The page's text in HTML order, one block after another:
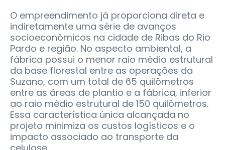
O empreendimento já proporciona direta e
indiretamente uma série de avanços
socioeconômicos na cidade de Ribas do Rio
Pardo e região. No aspecto ambiental, a
fábrica possui o menor raio médio estrutural
da base florestal entre as operações da
Suzano, com um total de 65 quilômetros
entre as áreas de plantio e a fábrica, inferior
ao raio médio estrutural de 150 quilômetros.
Essa característica única alcançada no
projeto minimiza os custos logísticos e o
impacto associado ao transporte da